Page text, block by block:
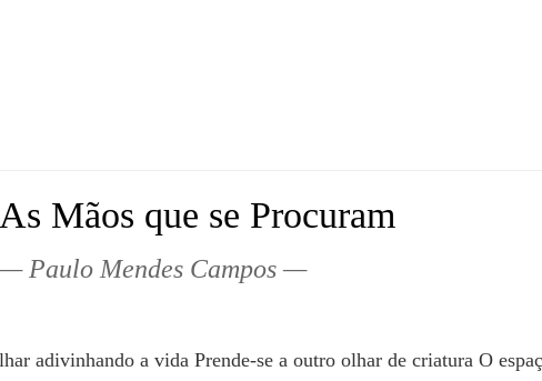
As Mãos que se Procuram
Paulo Mendes Campos